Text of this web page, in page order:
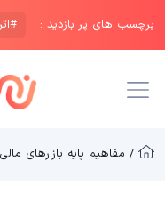
برچسب های پر بازدید :
/ مفاهیم پایه بازار‌های